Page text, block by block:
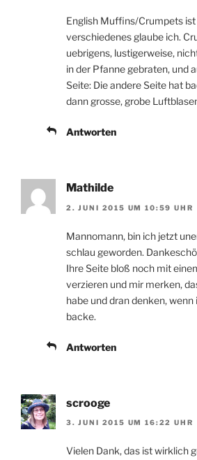
English Muffins/Crumpets
verschiedenes glaube ich.
uebrigens, lustigerweise,
in der Pfanne gebraten, und
Seite: Die andere Seite hat
dann grosse, grobe
Antworten
Mathilde
2. JUNI 2015 UM 10:59 UHR
Mannomann, bin ich jetzt
schlau geworden.
Ihre Seite bloß noch mit
verzieren und mir merken,
habe und dran denken,
backe.
Antworten
scrooge
3. JUNI 2015 UM 16:22 UHR
Vielen Dank, das ist wirklich